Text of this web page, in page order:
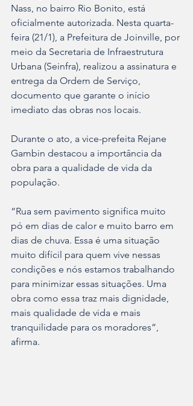
Nass, no bairro Rio Bonito, está
oficialmente autorizada. Nesta quarta-
feira (21/1), a Prefeitura de Joinville, por
meio da Secretaria de Infraestrutura
Urbana (Seinfra), realizou a assinatura e
entrega da Ordem de Serviço,
documento que garante o início
imediato das obras nos locais.
Durante o ato, a vice-prefeita Rejane
Gambin destacou a importância da
obra para a qualidade de vida da
população.
“Rua sem pavimento significa muito
pó em dias de calor e muito barro em
dias de chuva. Essa é uma situação
muito difícil para quem vive nessas
condições e nós estamos trabalhando
para minimizar essas situações. Uma
obra como essa traz mais dignidade,
mais qualidade de vida e mais
tranquilidade para os moradores”,
afirma.